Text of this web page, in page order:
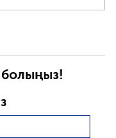
болыңыз!